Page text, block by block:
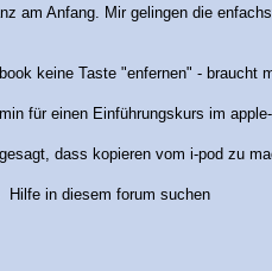
am Anfang. Mir gelingen die
keine Taste "enfernen" - braucht
für einen Einführungskurs im
dass kopieren vom i-pod zu
Hilfe in diesem forum suchen